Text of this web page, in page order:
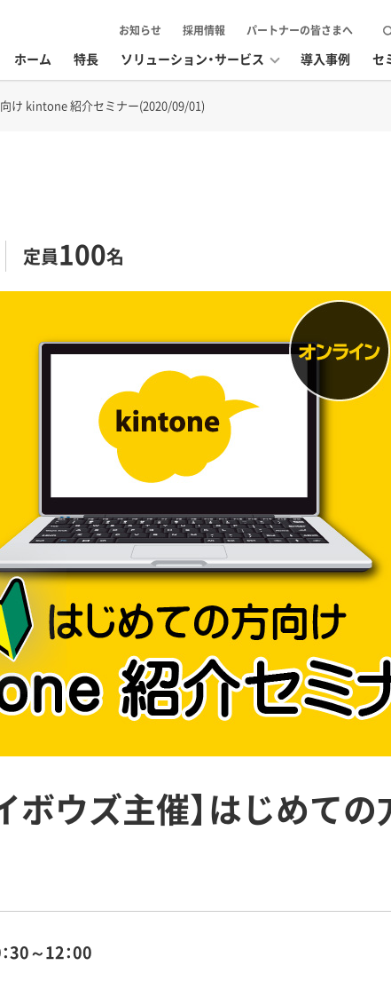
ホーム 特長 ソリューション・サービス 導入事例 セ
お知らせ 採用情報 パートナーの皆さまへ
け kintone 紹介セミナー(2020/09/01)
定員100名
ボウズ主催】はじめて
30～12：00